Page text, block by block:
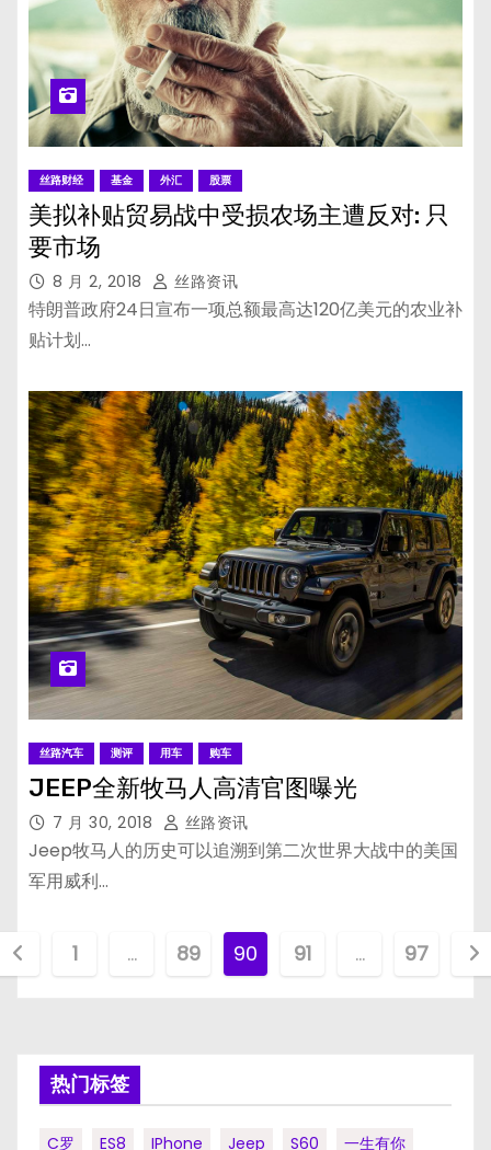
丝路财经 基金 外汇 股票
美拟补贴贸易战中受损农场主遭反对: 只
要市场
8 月 2, 2018 丝路资讯
特朗普政府24日宣布一项总额最高达120亿美元的农业补
贴计划…
丝路汽车 测评 用车 购车
JEEP全新牧马人高清官图曝光
7 月 30, 2018 丝路资讯
Jeep牧马人的历史可以追溯到第二次世界大战中的美国
军用威利…
1 … 89 90 91 … 97
热门标签
C罗 ES8 IPhone Jeep S60
一生有你